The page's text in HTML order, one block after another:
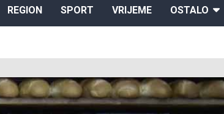
REGION SPORT VRIJEME OSTALO